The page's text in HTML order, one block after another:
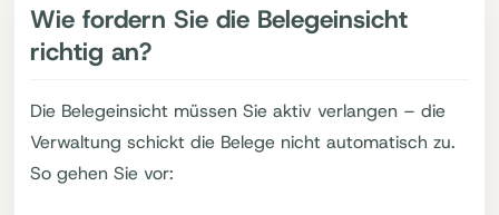
Wie fordern Sie die Belegeinsicht
richtig an?
Die Belegeinsicht müssen Sie aktiv verlangen – die
Verwaltung schickt die Belege nicht automatisch zu.
So gehen Sie vor: